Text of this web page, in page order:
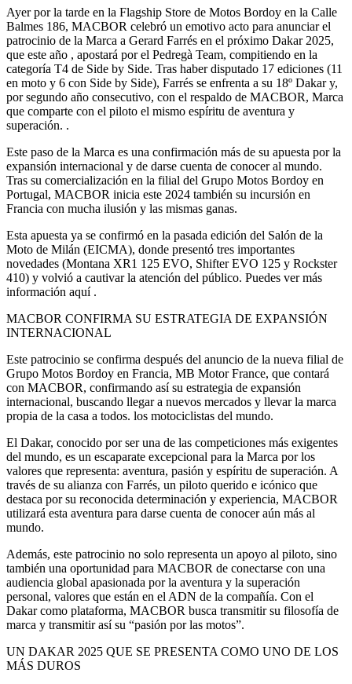
Ayer por la tarde en la Flagship Store de Motos Bordoy en la Calle
Balmes 186, MACBOR celebró un emotivo acto para anunciar el
patrocinio de la Marca a Gerard Farrés en el próximo Dakar 2025,
que este año , apostará por el Pedregà Team, compitiendo en la
categoría T4 de Side by Side. Tras haber disputado 17 ediciones (11
en moto y 6 con Side by Side), Farrés se enfrenta a su 18º Dakar y,
por segundo año consecutivo, con el respaldo de MACBOR, Marca
que comparte con el piloto el mismo espíritu de aventura y
superación. .
Este paso de la Marca es una confirmación más de su apuesta por la
expansión internacional y de darse cuenta de conocer al mundo.
Tras su comercialización en la filial del Grupo Motos Bordoy en
Portugal, MACBOR inicia este 2024 también su incursión en
Francia con mucha ilusión y las mismas ganas.
Esta apuesta ya se confirmó en la pasada edición del Salón de la
Moto de Milán (EICMA), donde presentó tres importantes
novedades (Montana XR1 125 EVO, Shifter EVO 125 y Rockster
410) y volvió a cautivar la atención del público. Puedes ver más
información aquí .
MACBOR CONFIRMA SU ESTRATEGIA DE EXPANSIÓN
INTERNACIONAL
Este patrocinio se confirma después del anuncio de la nueva filial de
Grupo Motos Bordoy en Francia, MB Motor France, que contará
con MACBOR, confirmando así su estrategia de expansión
internacional, buscando llegar a nuevos mercados y llevar la marca
propia de la casa a todos. los motociclistas del mundo.
El Dakar, conocido por ser una de las competiciones más exigentes
del mundo, es un escaparate excepcional para la Marca por los
valores que representa: aventura, pasión y espíritu de superación. A
través de su alianza con Farrés, un piloto querido e icónico que
destaca por su reconocida determinación y experiencia, MACBOR
utilizará esta aventura para darse cuenta de conocer aún más al
mundo.
Además, este patrocinio no solo representa un apoyo al piloto, sino
también una oportunidad para MACBOR de conectarse con una
audiencia global apasionada por la aventura y la superación
personal, valores que están en el ADN de la compañía. Con el
Dakar como plataforma, MACBOR busca transmitir su filosofía de
marca y transmitir así su “pasión por las motos”.
UN DAKAR 2025 QUE SE PRESENTA COMO UNO DE LOS
MÁS DUROS